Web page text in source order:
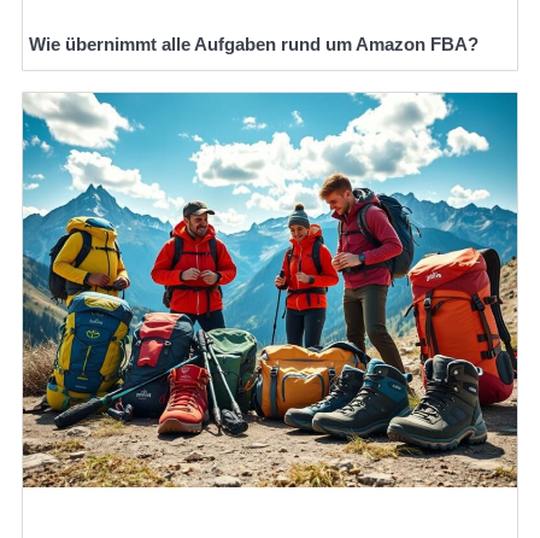
Wie übernimmt alle Aufgaben rund um Amazon FBA?